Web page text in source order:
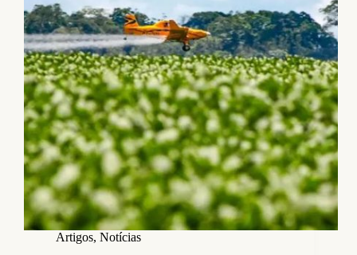
Artigos, Notícias